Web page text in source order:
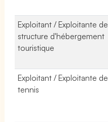
Exploitant / Exploitante de
structure d'hébergement
touristique
Exploitant / Exploitante de
tennis